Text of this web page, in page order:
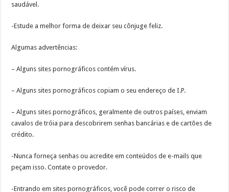
saudável.
-Estude a melhor forma de deixar seu cônjuge feliz.
Algumas advertências:
– Alguns sites pornográficos contém vírus.
– Alguns sites pornográficos copiam o seu endereço de I.P.
– Alguns sites pornográficos, geralmente de outros países, enviam
cavalos de tróia para descobrirem senhas bancárias e de cartões de
crédito.
-Nunca forneça senhas ou acredite em conteúdos de e-mails que
peçam isso. Contate o provedor.
-Entrando em sites pornográficos, você pode correr o risco de